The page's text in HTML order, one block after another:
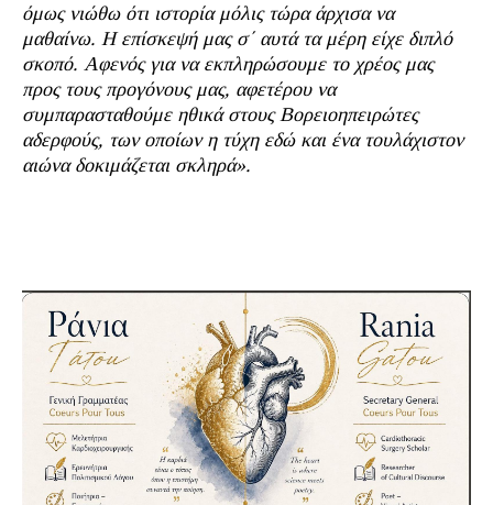
όμως νιώθω ότι ιστορία μόλις τώρα άρχισα να
μαθαίνω. Η επίσκεψή μας σ΄ αυτά τα μέρη είχε διπλό
σκοπό. Αφενός για να εκπληρώσουμε το χρέος μας
προς τους προγόνους μας, αφετέρου να
συμπαρασταθούμε ηθικά στους Βορειοηπειρώτες
αδερφούς, των οποίων η τύχη εδώ και ένα τουλάχιστον
αιώνα δοκιμάζεται σκληρά».